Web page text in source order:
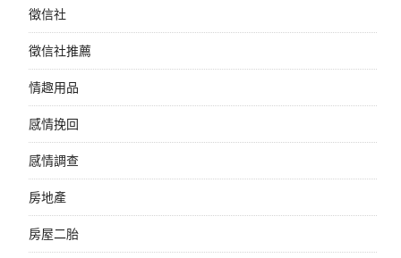
徵信社
徵信社推薦
情趣用品
感情挽回
感情調查
房地產
房屋二胎